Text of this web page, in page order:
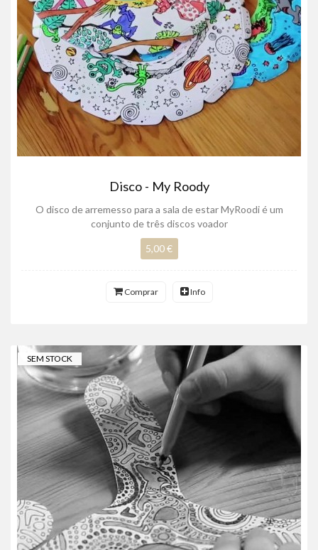
Disco - My Roody
O disco de arremesso para a sala de estar MyRoodi é um
conjunto de três discos voador
5,00 €
Comprar Info
SEM STOCK